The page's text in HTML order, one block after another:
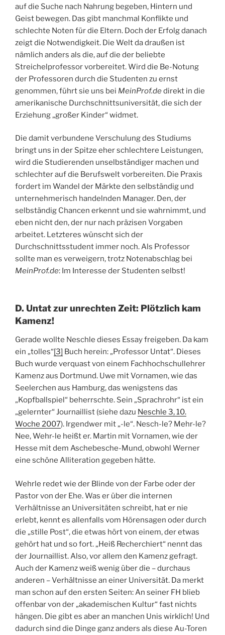
auf die Suche nach Nahrung begeben, Hintern und
Geist bewegen. Das gibt manchmal Konflikte und
schlechte Noten für die Eltern. Doch der Erfolg danach
zeigt die Notwendigkeit. Die Welt da draußen ist
nämlich anders als die, auf die der beliebte
Streichelprofessor vorbereitet. Wird die Be-Notung
der Professoren durch die Studenten zu ernst
genommen, führt sie uns bei MeinProf.dedirekt in die
amerikanische Durchschnittsuniversität, die sich der
Erziehung „großer Kinder“ widmet.
Die damit verbundene Verschulung des Studiums
bringt uns in der Spitze eher schlechtere Leistungen,
wird die Studierenden unselbständiger machen und
schlechter auf die Berufswelt vorbereiten. Die Praxis
fordert im Wandel der Märkte den selbständig und
unternehmerisch handelnden Manager. Den, der
selbständig Chancen erkennt und sie wahrnimmt, und
eben nicht den, der nur nach präzisen Vorgaben
arbeitet. Letzteres wünscht sich der
Durchschnittsstudent immer noch. Als Professor
sollte man es verweigern, trotz Notenabschlag bei
MeinProf.de: Im Interesse der Studenten selbst!
D. Untat zur unrechten Zeit: Plötzlich kam
Kamenz!
Gerade wollte Neschle dieses Essay freigeben. Da kam
ein „tolles“[3] Buch herein: „Professor Untat“. Dieses
Buch wurde verquast von einem Fachhochschullehrer
Kamenz aus Dortmund. Uwe mit Vornamen, wie das
Seelerchen aus Hamburg, das wenigstens das
„Kopfballspiel“ beherrschte. Sein „Sprachrohr“ ist ein
„gelernter“ Journaillist (siehe dazu Neschle 3, 10.
Woche 2007). Irgendwer mit „-le“. Nesch-le? Mehr-le?
Nee, Wehr-le heißt er. Martin mit Vornamen, wie der
Hesse mit dem Aschebesche-Mund, obwohl Werner
eine schöne Alliteration gegeben hätte.
Wehrle redet wie der Blinde von der Farbe oder der
Pastor von der Ehe. Was er über die internen
Verhältnisse an Universitäten schreibt, hat er nie
erlebt, kennt es allenfalls vom Hörensagen oder durch
die „stille Post“, die etwas hört von einem, der etwas
gehört hat und so fort. „Heiß Recherchiert“ nennt das
der Journaillist. Also, vor allem den Kamenz gefragt.
Auch der Kamenz weiß wenig über die – durchaus
anderen – Verhältnisse an einer Universität. Da merkt
man schon auf den ersten Seiten: An seiner FH blieb
offenbar von der „akademischen Kultur“ fast nichts
hängen. Die gibt es aber an manchen Unis wirklich! Und
dadurch sind die Dinge ganz anders als diese Au-Toren